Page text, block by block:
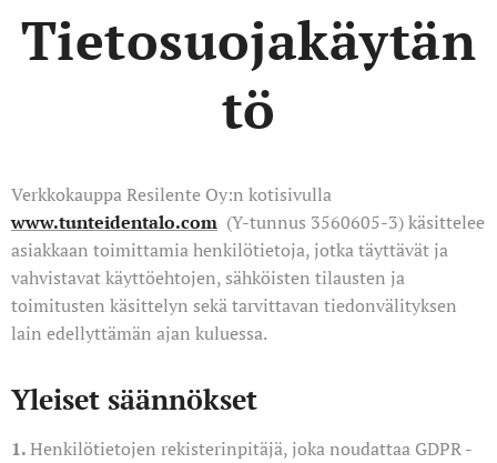
Tietosuojakäytän
tö
Verkkokauppa Resilente Oy:n kotisivulla
www.tunteidentalo.com (Y-tunnus 3560605-3)käsittelee
asiakkaan toimittamia henkilötietoja, jotka täyttävät ja
vahvistavat käyttöehtojen, sähköisten tilausten ja
toimitusten käsittelyn sekä tarvittavan tiedonvälityksen
lain edellyttämän ajan kuluessa.
Yleiset säännökset
1.Henkilötietojen rekisterinpitäjä, joka noudattaa GDPR -